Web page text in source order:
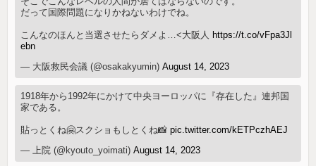
だって国際問題になりかねないわけでね。
こんなのほんと当選させたらダメよ…<大阪人 https://t.co/vFpa3Jl
ebn
— 大阪救民会議 (@osakakyumin)August 14, 2023
1918年から1992年にかけて中央ヨーロッパに『存在した』連邦国
家である。
貼っとくね🤗スクショもしとくね📸pic.twitter.com/kETPczhAEJ
— 上院 (@kyouto_yoimati)August 14, 2023